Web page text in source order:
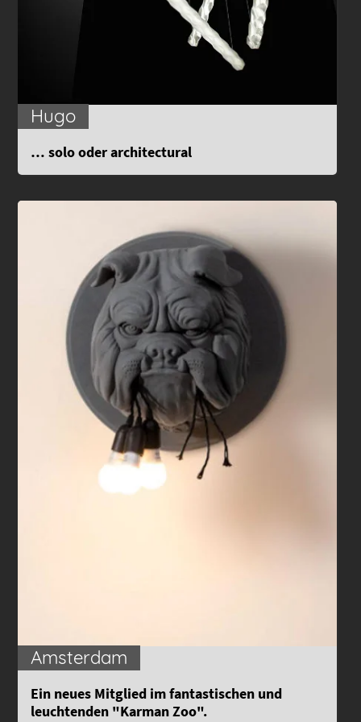
Hugo
… solo oder architectural
Amsterdam
Ein neues Mitglied im fantastischen und
leuchtenden "Karman Zoo".